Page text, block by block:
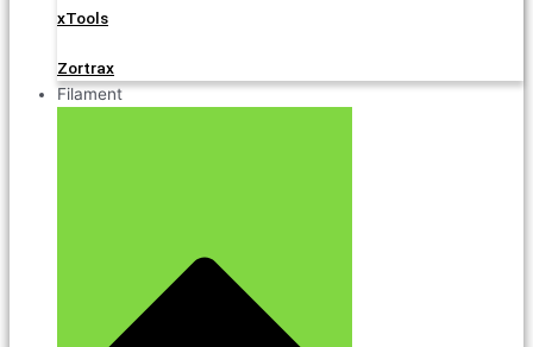
xTools
Zortrax
Filament